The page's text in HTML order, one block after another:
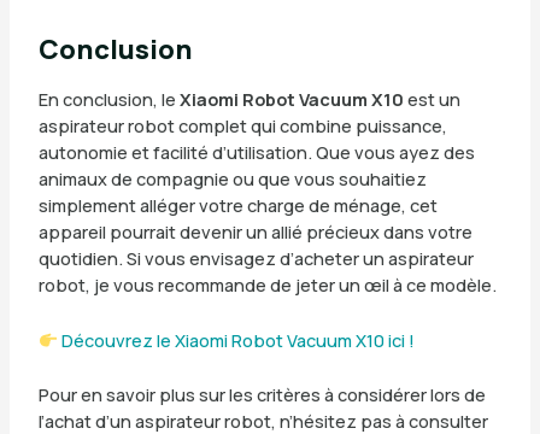
Conclusion
En conclusion, le Xiaomi Robot Vacuum X10 est un
aspirateur robot complet qui combine puissance,
autonomie et facilité d’utilisation. Que vous ayez des
animaux de compagnie ou que vous souhaitiez
simplement alléger votre charge de ménage, cet
appareil pourrait devenir un allié précieux dans votre
quotidien. Si vous envisagez d’acheter un aspirateur
robot, je vous recommande de jeter un œil à ce modèle.
Découvrez le Xiaomi Robot Vacuum X10 ici !
Pour en savoir plus sur les critères à considérer lors de
l’achat d’un aspirateur robot, n’hésitez pas à consulter